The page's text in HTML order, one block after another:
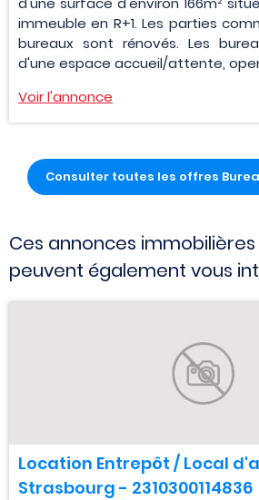
immeuble en R+1. Les parties
bureaux sont rénovés. Les
d'une espace accueil/attente,
Voir l'annonce
Consulter toutes les offres
Ces annonces
peuvent également vous
Location Entrepôt / Local
Strasbourg - 2310300114836